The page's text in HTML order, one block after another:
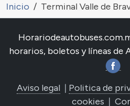
Inicio Terminal Valle de
horarios, boletos y líneas de
Aviso legal| Politica de
cookies |